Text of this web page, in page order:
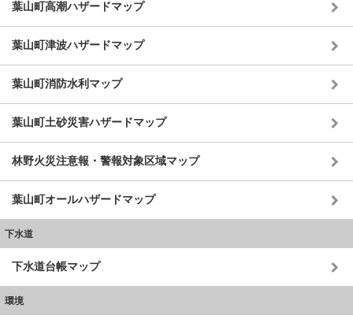
葉山町高潮ハザードマップ
葉山町津波ハザードマップ
葉山町消防水利マップ
葉山町土砂災害ハザードマップ
林野火災注意報・警報対象区域マップ
葉山町オールハザードマップ
下水道
下水道台帳マップ
環境